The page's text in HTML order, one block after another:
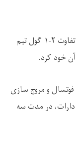
در نخستین دیدار این رقابت ها تیم معارف به تفاوت ۲-۱ گول تیم
خود کرد.
و مروج سازی
در مدت سه